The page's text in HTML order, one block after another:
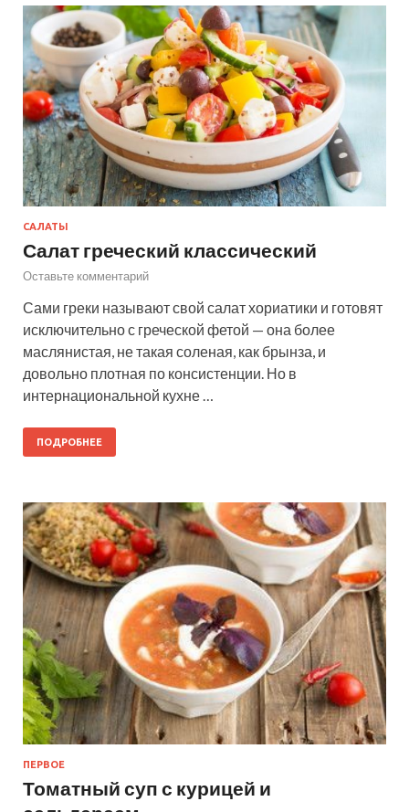
САЛАТЫ
Салат греческий классический
Оставьте комментарий
Сами греки называют свой салат хориатики и готовят
исключительно с греческой фетой — она более
маслянистая, не такая соленая, как брынза, и
довольно плотная по консистенции. Но в
интернациональной кухне …
ПОДРОБНЕЕ
ПЕРВОЕ
Томатный суп с курицей и